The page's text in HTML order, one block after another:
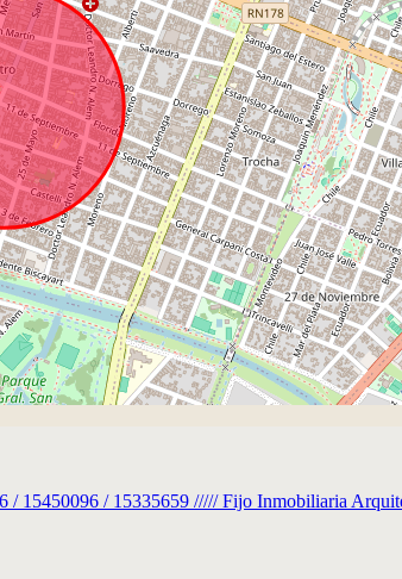
15450096 / 15335659 ///// Fijo Inmobiliaria